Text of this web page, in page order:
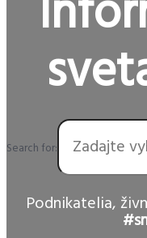
Search for:
Podnikatelia,